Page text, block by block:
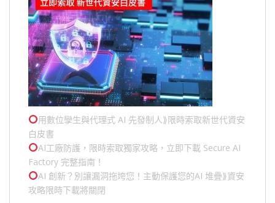
用數位孿生與代理式 AI 先發制人⟫限時索取新世代資安
白皮書
AI工廠防護，限時索取獨家攻略，立即下載 Secure AI
Factory 完整指南！
AI 創新？別讓漏洞拖垮您！主動保護您的AI 堆疊⟫資安
攻略限時下載將關閉